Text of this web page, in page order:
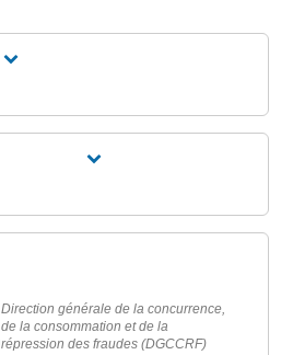
Direction générale de la concurrence,
de la consommation et de la
répression des fraudes (DGCCRF)